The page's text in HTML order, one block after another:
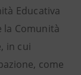
Educativa
la Comunità
in cui
come